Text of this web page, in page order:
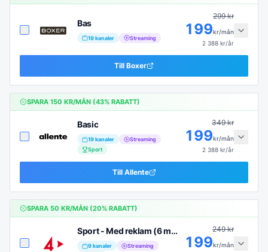
Bas
19kanaler Streaming
299kr
199kr/mån
2 388 kr/år
Till Boxer
SPARA 150 KR/MÅN (43% RABATT)
Basic
19kanaler
Streaming
Sport
349kr
199kr/mån
2 388 kr/år
Till Allente
SPARA 50 KR/MÅN (20% RABATT)
Sport - Med reklam (6 mån)
9kanaler
Streaming
249kr
199kr/mån